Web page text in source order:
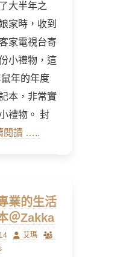
大半年之
家時，收到
家電視台寄
小禮物，這
年的年度
本，非常實
禮物。 封
閱讀 …..
業的生活
＠Zakka
Author
艾瑪